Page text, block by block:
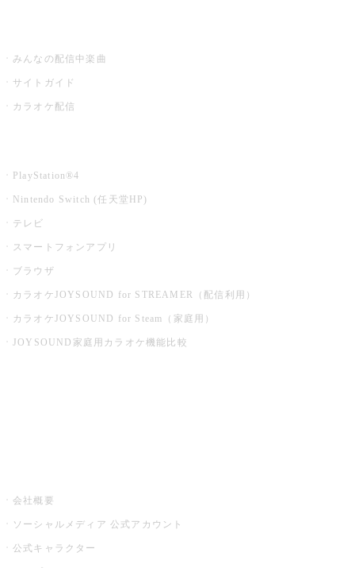
みんなの配信中楽曲
サイトガイド
カラオケ配信
PlayStation®4
Nintendo Switch (任天堂HP)
テレビ
スマートフォンアプリ
ブラウザ
カラオケJOYSOUND for STREAMER（配信利用）
カラオケJOYSOUND for Steam（家庭用）
JOYSOUND家庭用カラオケ機能比較
会社概要
ソーシャルメディア 公式アカウント
公式キャラクター